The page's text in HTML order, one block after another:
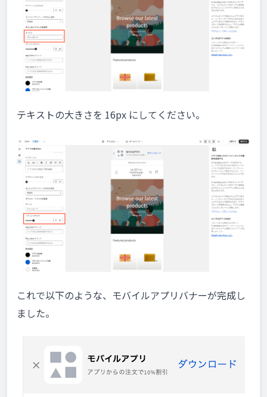
テキストの大きさを 16px にしてください。
これで以下のような、モバイルアプリバナーが完成し
ました。